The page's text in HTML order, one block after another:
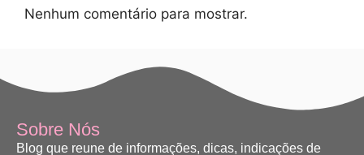
Nenhum comentário para mostrar.
Sobre Nós
Blog que reune de informações, dicas, indicações de